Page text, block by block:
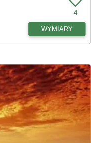
4
WYMIARY